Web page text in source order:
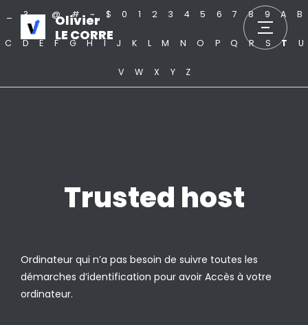
Olivier
LE CORRE
? . @ # ~ $ 0 1 2 3 4 5 6 7 8 9 A B
C D E F G H I J K L M N O P Q R S T U
V W X Y Z
Trusted host
Ordinateur qui n’a pas besoin de suivre toutes les
démarches d’identification pour avoir Accès à votre
ordinateur.